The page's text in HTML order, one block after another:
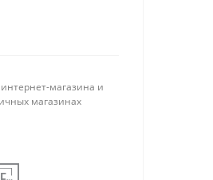
магазина и
магазинах